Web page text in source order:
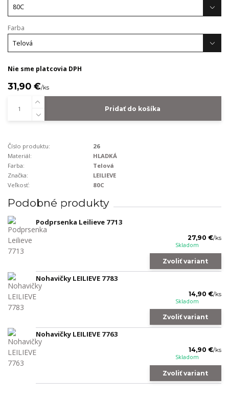
Farba
Nie sme platcovia DPH
31,90 €/ks
Pridať do košíka
Číslo produktu:
26
Materiál:
HLADKÁ
Farba:
Telová
Značka:
LEILIEVE
Veľkosť:
80C
Podobné produkty
Podprsenka Leilieve 7713
27,90 €/ks
Skladom
Zvoliť variant
Nohavičky LEILIEVE 7783
14,90 €/ks
Skladom
Zvoliť variant
Nohavičky LEILIEVE 7763
14,90 €/ks
Skladom
Zvoliť variant